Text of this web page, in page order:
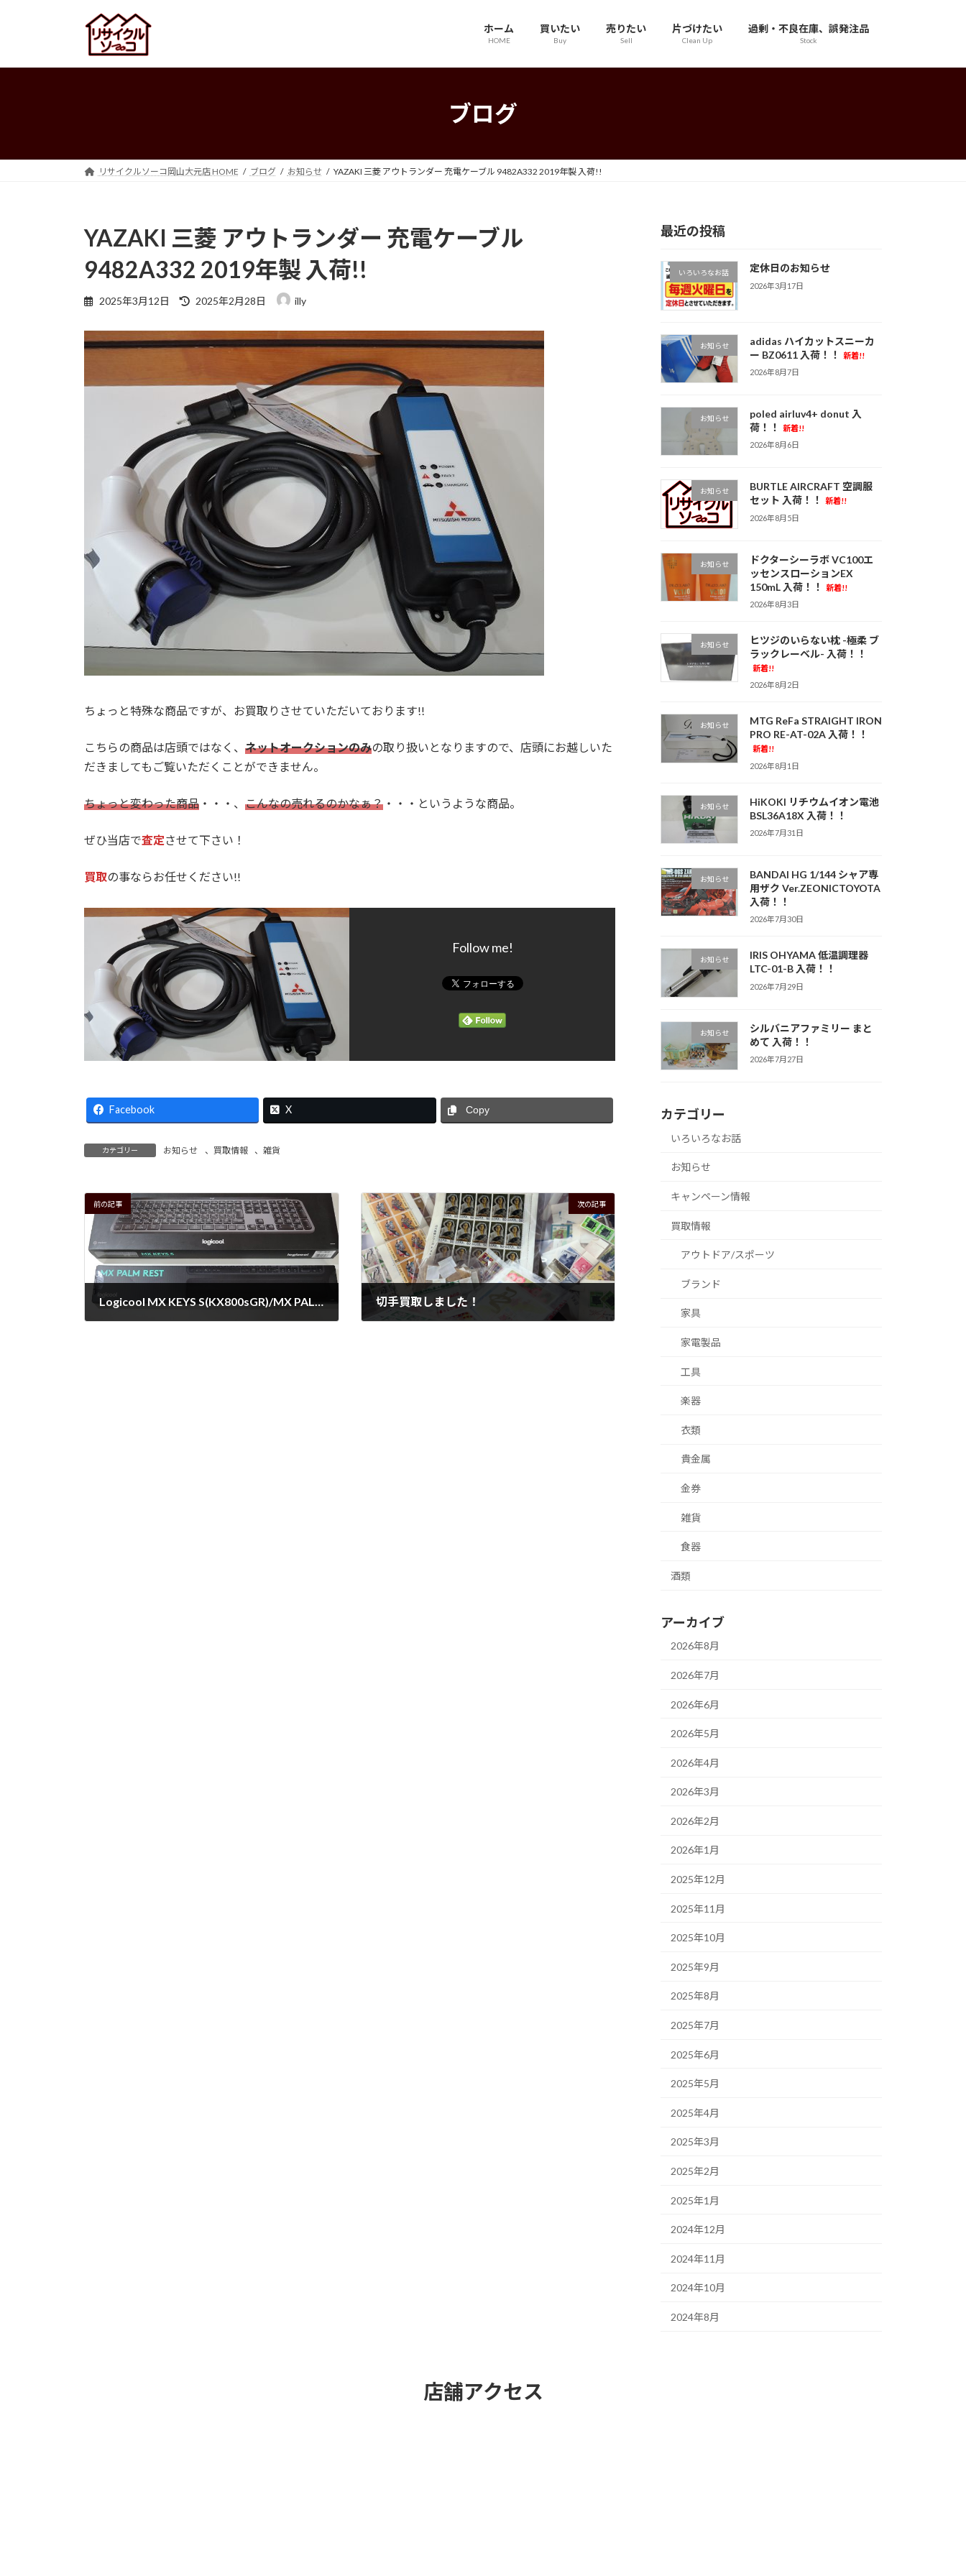
プ
動
ホーム
HOME
買いたい
Buy
売りたい
Sell
片づけたい
Clean Up
過剰・不良在庫、誤発注品
Stock
ブログ
リサイクルソーコ岡山大元店 HOME ブログ お知らせ YAZAKI 三菱 アウトランダー 充電ケーブル 9482A332 2019年製 入荷!!
YAZAKI 三菱 アウトランダー 充電ケーブル
9482A332 2019年製 入荷!!
2025年3月12日
最
新
:
2025年2月28日 illy
ちょっと特殊な商品ですが、お買取りさせていただいております!!
こちらの商品は店頭ではなく、 ネットオークションのみの取り扱いとなりますので、店頭にお越しいた
だきましてもご覧いただくことができません。
ちょっと変わった商品 ・・・、 こんなの売れるのかなぁ？ ・・・というような商品。
ぜひ当店で査定させて下さい！
買取の事ならお任せください!!
Follow me!
Facebook X Copy
カテゴリー お知らせ 、 買取情報 、雑貨
前の記事
Logicool MX KEYS S(KX800sGR)/MX PALM REST(MX10PR) 入荷!!
次の記事
切手買取しました！
最近の投稿
いろいろなお話 定休日のお知らせ
2026年3月17日
お知らせ
adidas ハイカットスニーカ
ー BZ0611 入荷！！
新着!!
2026年8月7日
お知らせ
poled airluv4+ donut 入
荷！！
新着!!
2026年8月6日
お知らせ
BURTLE AIRCRAFT 空調服
セット 入荷！！
新着!!
2026年8月5日
お知らせ
ドクターシーラボ VC100エ
ッセンスローションEX
150mL 入荷！！
新着!!
2026年8月3日
お知らせ
ヒツジのいらない枕 -極柔 ブ
ラックレーベル- 入荷！！
新着!!
2026年8月2日
お知らせ
MTG ReFa STRAIGHT IRON
PRO RE-AT-02A 入荷！！
新着!!
2026年8月1日
お知らせ
HiKOKI リチウムイオン電池
BSL36A18X 入荷！！
2026年7月31日
お知らせ
BANDAI HG 1/144 シャア専
用ザク Ver.ZEONICTOYOTA
入荷！！
2026年7月30日
お知らせ
IRIS OHYAMA 低温調理器
LTC-01-B 入荷！！
2026年7月29日
お知らせ
シルバニアファミリー まと
めて 入荷！！
2026年7月27日
カテゴリー
いろいろなお話
お知らせ
キャンペーン情報
買取情報
アウトドア/スポーツ
ブランド
家具
家電製品
工具
楽器
衣類
貴金属
金券
雑貨
食器
酒類
アーカイブ
2026年8月
2026年7月
2026年6月
2026年5月
2026年4月
2026年3月
2026年2月
2026年1月
2025年12月
2025年11月
2025年10月
2025年9月
2025年8月
2025年7月
2025年6月
2025年5月
2025年4月
2025年3月
2025年2月
2025年1月
2024年12月
2024年11月
2024年10月
2024年8月
店舗アクセス